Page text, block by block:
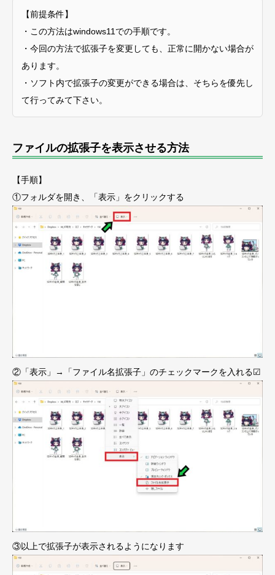
【前提条件】
・この方法はwindows11での手順です。
・今回の方法で拡張子を変更しても、正常に開かない場合が
あります。
・ソフト内で拡張子の変更ができる場合は、そちらを優先し
て行ってみて下さい。
ファイルの拡張子を表示させる方法
【手順】
①フォルダを開き、「表示」をクリックする
②「表示」→「ファイル名拡張子」のチェックマークを入れる☑
③以上で拡張子が表示されるようになります